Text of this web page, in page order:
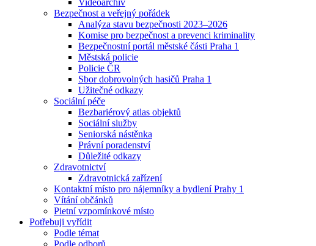
Videoarchiv
Bezpečnost a veřejný pořádek
Analýza stavu bezpečnosti 2023–2026
Komise pro bezpečnost a prevenci kriminality
Bezpečnostní portál městské části Praha 1
Městská policie
Policie ČR
Sbor dobrovolných hasičů Praha 1
Užitečné odkazy
Sociální péče
Bezbariérový atlas objektů
Sociální služby
Seniorská nástěnka
Právní poradenství
Důležité odkazy
Zdravotnictví
Zdravotnická zařízení
Kontaktní místo pro nájemníky a bydlení Prahy 1
Vítání občánků
Pietní vzpomínkové místo
Potřebuji vyřídit
Podle témat